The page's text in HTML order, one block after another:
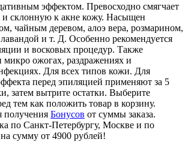
эффектом. Превосходно смягчает
и склонную к акне кожу. Насыщен
чайным деревом, алоэ вера, розмарином,
и т. Д. Особенно рекомендуется
и восковых процедур. Также
микро ожогах, раздражениях и
Для всех типов кожи. Для
перед эпиляцией применяют за 5
затем вытрите остатки. Выберите
тем как положить товар в корзину.
получения Бонусов от суммы заказа.
по Санкт-Петербургу, Москве и по
сумму от 4900 рублей!